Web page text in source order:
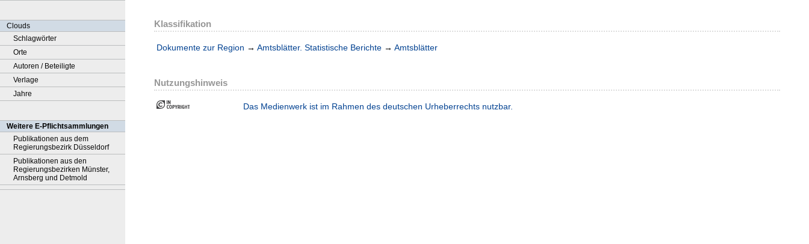
Clouds
Schlagwörter
Orte
Autoren / Beteiligte
Verlage
Jahre
Weitere E-Pflichtsammlungen
Publikationen aus dem
Regierungsbezirk Düsseldorf
Publikationen aus den
Regierungsbezirken Münster,
Arnsberg und Detmold
Klassifikation
Dokumente zur Region → Amtsblätter. Statistische Berichte → Amtsblätter
Nutzungshinweis
Das Medienwerk ist im Rahmen des deutschen Urheberrechts nutzbar.